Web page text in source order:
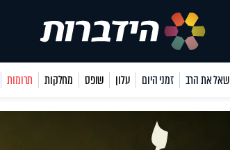
שאל את הרב זמני היום עלון שופס מחלקות תרומות